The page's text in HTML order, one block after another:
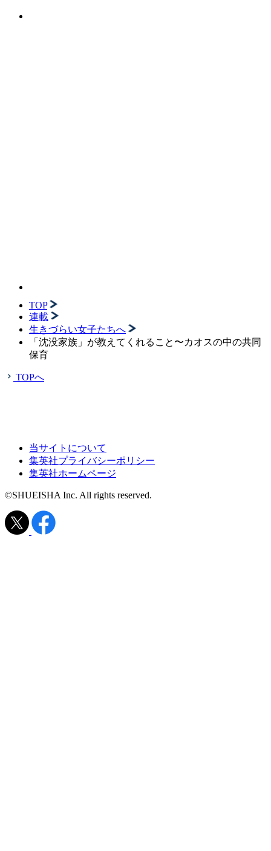
TOP
連載
生きづらい女子たちへ
「沈没家族」が教えてくれること〜カオスの中の共同
保育
TOPへ
当サイトについて
集英社プライバシーポリシー
集英社ホームページ
©SHUEISHA Inc. All rights reserved.